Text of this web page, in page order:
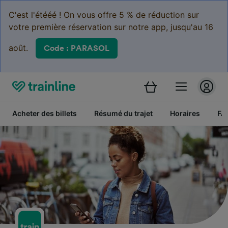
C'est l'étééé ! On vous offre 5 % de réduction sur
votre première réservation sur notre app, jusqu'au 16
août. Code : PARASOL
Acheter des billets Résumé du trajet Horaires